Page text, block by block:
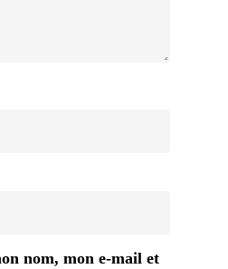
nom, mon e-mail et